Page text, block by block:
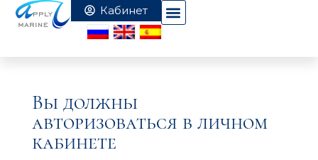
Вы должны
авторизоваться в личном
кабинете